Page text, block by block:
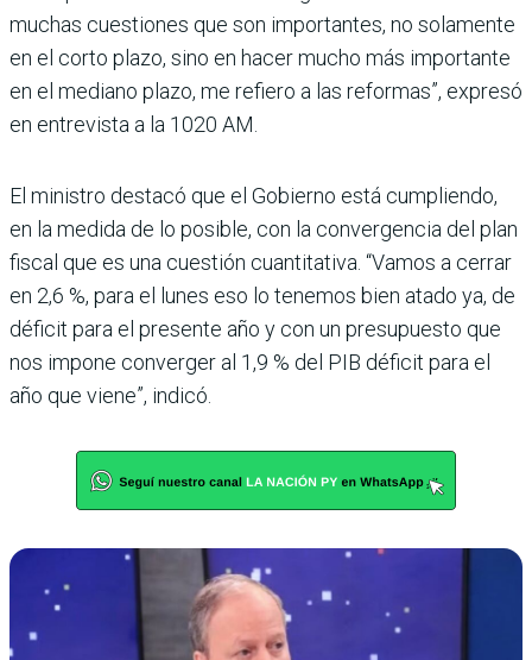
muchas cuestiones que son importantes, no sola­mente
en el corto plazo, sino en hacer mucho más importante
en el mediano plazo, me refiero a las reformas”, expresó
en entrevista a la 1020 AM.
El ministro destacó que el Gobierno está cum­pliendo,
en la medida de lo posible, con la conver­gencia del plan
fiscal que es una cuestión cuantita­tiva. “Vamos a cerrar
en 2,6 %, para el lunes eso lo tenemos bien atado ya, de
déficit para el presente año y con un presupuesto que
nos impone conver­ger al 1,9 % del PIB défi­cit para el
año que viene”, indicó.